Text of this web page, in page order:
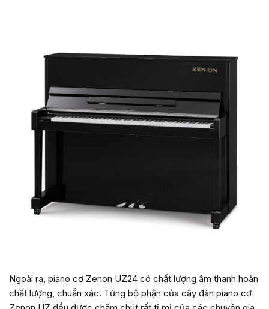
Ngoài ra, piano cơ Zenon UZ24 có chất lượng âm thanh hoàn
chất lượng, chuẩn xác. Từng bộ phận của cây đàn piano cơ